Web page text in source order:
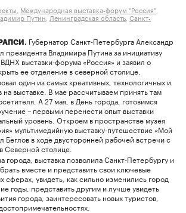
Международная выставка-форум "Россия"
Путин,Ленинградская область,Санкт-
Губернатор Санкт-Петербурга Александр
президента Владимира Путина за инициативу
выставки-форума «Россия» и заявил о
ее отделение в северной столице.
один из самых креативных, технологичных и
на выставке. В мае рассчитываем принять там
А 27 мая, в День города, готовимся
– первыми перенести опыт выставки
уровень. Откроем в пространстве музея
мультимедийную выставку-путешествие «Мой
Беглов в ходе двусторонней рабочей встречи с
Северной столице.
города, выставка позволила Санкт-Петербургу и
вместе и представить свои ключевые
сферах, увидеть, как сильно изменились город
годы, представить другим и лучше увидеть
города, заинтересовать новых туристов,